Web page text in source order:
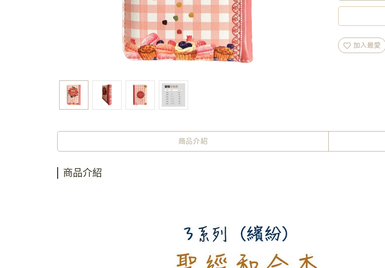
加入最愛
商品介紹
商品介紹